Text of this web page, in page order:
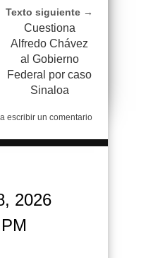
Texto siguiente →
Cuestiona
Alfredo Chávez
al Gobierno
Federal por caso
Sinaloa
escribir un comentario
2026